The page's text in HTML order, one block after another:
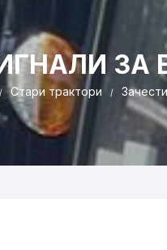
ЗА
Стари трактори